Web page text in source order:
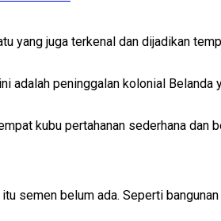
yang juga terkenal dan dijadikan
adalah peninggalan kolonial Belanda
kubu pertahanan sederhana dan
semen belum ada. Seperti